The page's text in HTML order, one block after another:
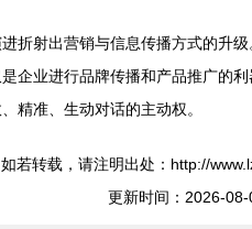
折射出营销与信息传播方式的升
企业进行品牌传播和产品推广的
精准、生动对话的主动权。
如若转载，请注明出处：http://
更新时间：2026-